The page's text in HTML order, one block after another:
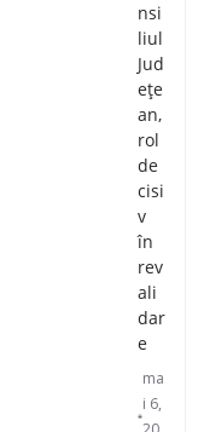
nsi
liul
Jud
ețe
an,
rol
de
cisi
v
în
rev
ali
dar
e
ma
i 6,